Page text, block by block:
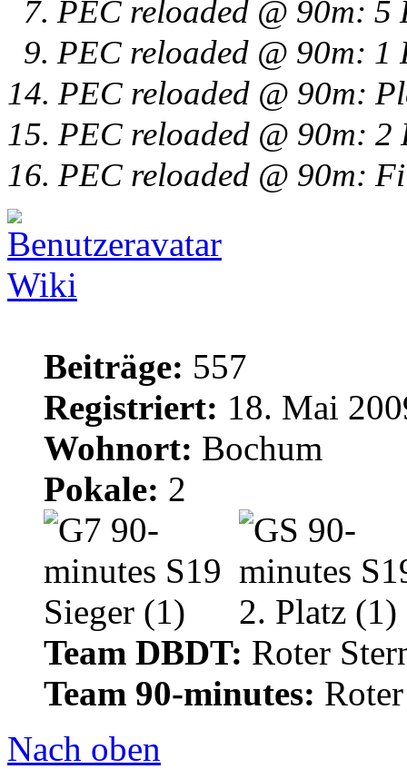
7. PEC reloaded @ 90m:
9. PEC reloaded @ 90m:
14. PEC reloaded @ 90m:
15. PEC reloaded @ 90m: 2
16. PEC reloaded @ 90m:
Wiki
Beiträge: 557
Registriert: 18. Mai
Wohnort: Bochum
Pokale: 2
Team DBDT: Roter
Team 90-minutes:
Nach oben